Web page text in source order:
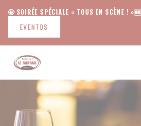
🤩 SOIRÉE SPÉCIALE « TOUS EN SCÈNE ! »🆕
EVENTOS